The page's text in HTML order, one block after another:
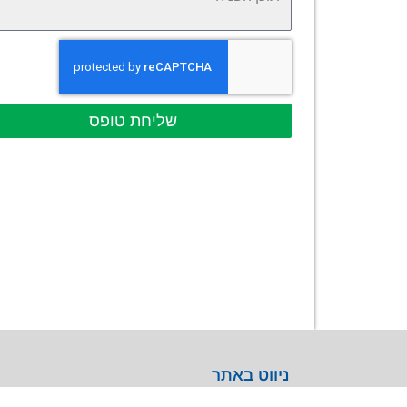
שליחת טופס
ניווט באתר